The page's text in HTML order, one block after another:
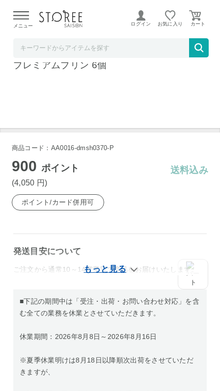
よる配送遅延が発生しております。
メニュー ログイン お気に入り
北海道 十勝ドルチェ 橋本牧場 BrownSwiss
プレミアムプリン 6個
商品コード：AA0016-dmsh0370-P
900ポイント
(4,050 円)
送料込み
ポイント/カード併用可
発送目安について
ご注文から通常10～14営業日で商品をお届けいたします。
■下記の期間中は「受注・出荷・お問い合わせ対応」を含
む全ての業務を休業とさせていただきます。
休業期間：2026年8月8日～2026年8月16日
※夏季休業明けは8月18日以降順次出荷をさせていただ
きますが、